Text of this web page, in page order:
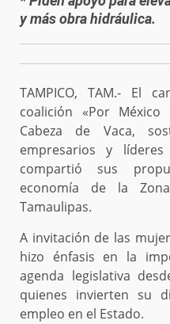
y más obra hidráulica.
TAMPICO, TAM.- El
coalición «Por México
Cabeza de Vaca,
empresarios y
compartió sus
economía de la
Tamaulipas.
A invitación de las
hizo énfasis en la
agenda legislativa
quienes invierten su
empleo en el Estado.